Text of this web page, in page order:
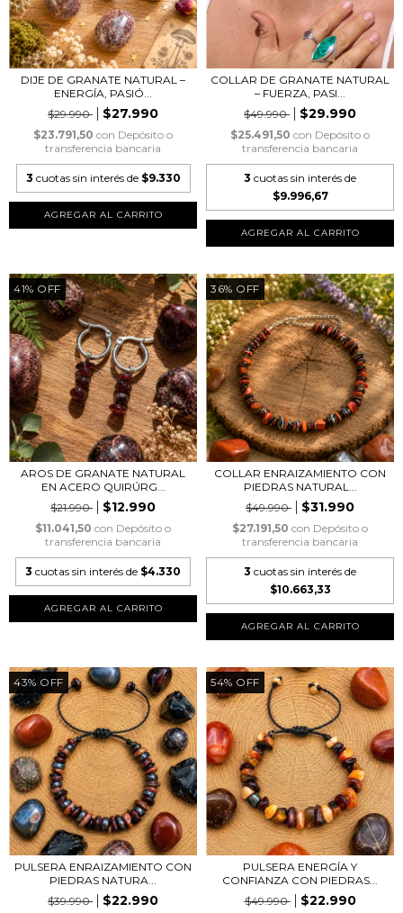
DIJE DE GRANATE NATURAL –
ENERGÍA, PASIÓ...
$29.990
$27.990
$23.791,50 con Depósito o
transferencia bancaria
3 cuotas sin interés de $9.330
COLLAR DE GRANATE NATURAL
– FUERZA, PASI...
$49.990
$29.990
$25.491,50 con Depósito o
transferencia bancaria
3 cuotas sin interés de
$9.996,67
41% OFF
AROS DE GRANATE NATURAL
EN ACERO QUIRÚRG...
$21.990
$12.990
$11.041,50 con Depósito o
transferencia bancaria
3 cuotas sin interés de $4.330
36% OFF
COLLAR ENRAIZAMIENTO CON
PIEDRAS NATURAL...
$49.990
$31.990
$27.191,50 con Depósito o
transferencia bancaria
3 cuotas sin interés de
$10.663,33
43% OFF
PULSERA ENRAIZAMIENTO CON
PIEDRAS NATURA...
$39.990
$22.990
54% OFF
PULSERA ENERGÍA Y
CONFIANZA CON PIEDRAS...
$49.990
$22.990